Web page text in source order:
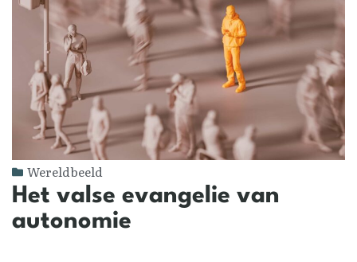
Wereldbeeld
Het valse evangelie van
autonomie